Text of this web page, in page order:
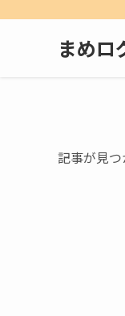
まめロ
記事が見つ